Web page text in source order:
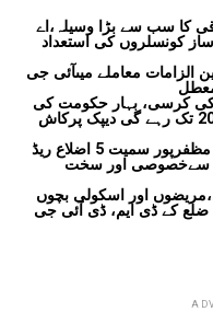
کا سب سے بڑا وسیلہ،اے
کونسلروں کی استعداد
الزامات معاملے میںآئی جی
کرسی، بہار حکومت کی
سفارش پر لیا گیا فیصلہ،اب 16 مارچ 2027 تک رہے گی دیپک پرکاش
بہار کے 5 اضلاع میں ڈینگو کا پھیلاؤ، پٹنہ، مظفرپور سمیت 5 اضلاع ریڈ
سےخصوصی اور سخت
اور اسکولی بچوں
ضلع کے ڈی ایم، ڈی آئی جی